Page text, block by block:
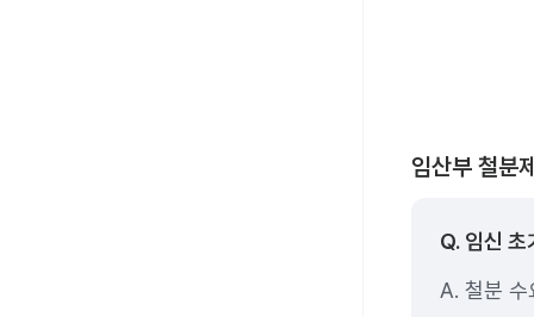
임산부 철분
Q. 임신
A. 철분 수